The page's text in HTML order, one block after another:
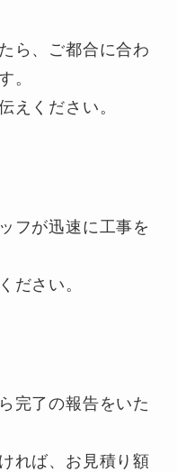
ら、ご都合に合わ
。
えください。
フが迅速に工事を
ださい。
完了の報告をいた
れば、お見積り額